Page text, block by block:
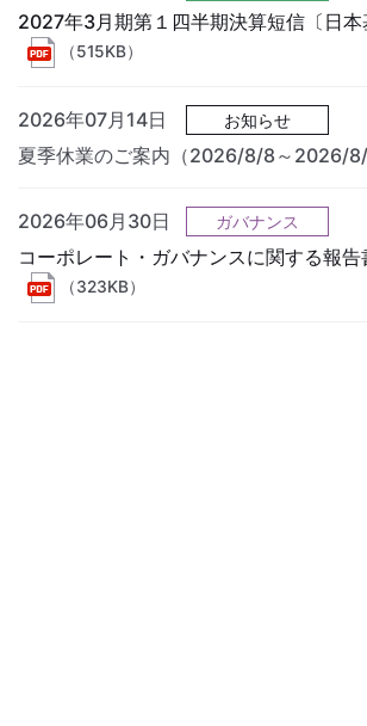
2027年3月期第１四半期決算短信〔日本
（515KB）
2026年07月14日 お知らせ
夏季休業のご案内（2026/8/8～2026/8/
2026年06月30日 ガバナンス
コーポレート・ガバナンスに関する報
（323KB）